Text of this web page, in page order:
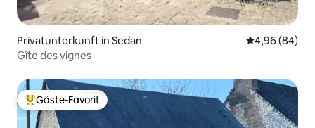
Privatunterkunft in Sedan
4,96 (84)
Gîte des vignes
Beliebter Gäste-Favorit.
Gäste-Favorit